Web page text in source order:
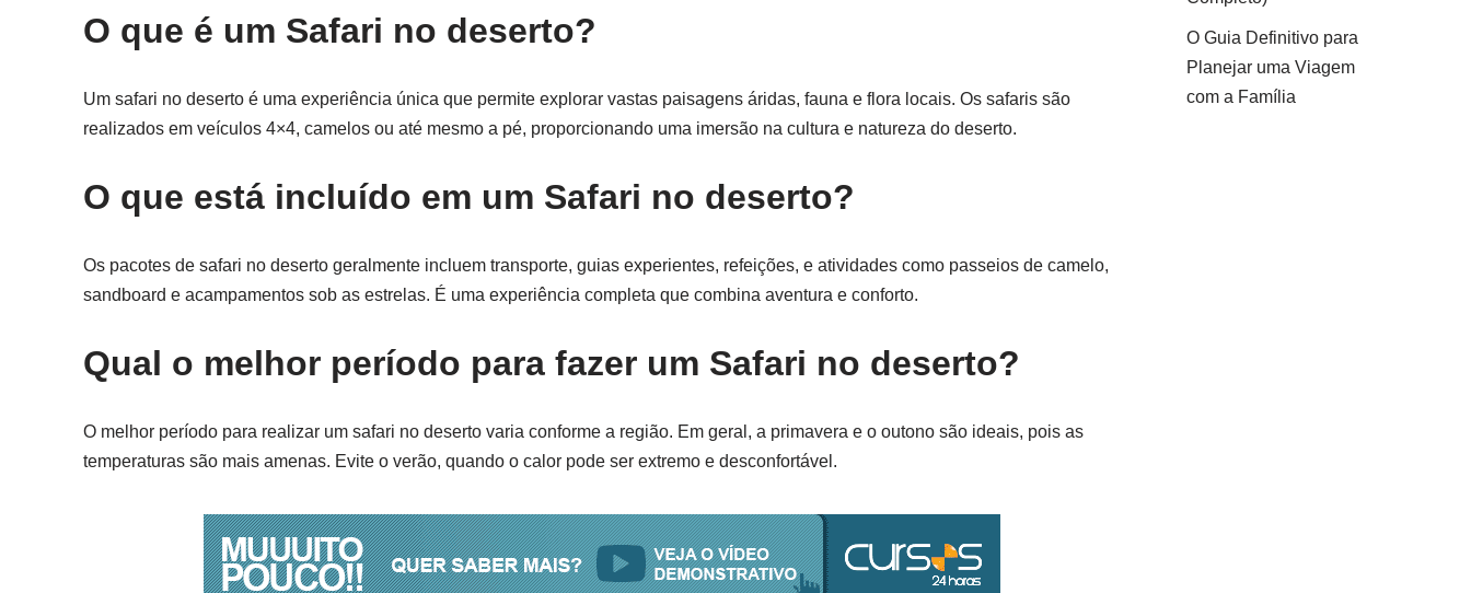
O que é um Safari no deserto?
Um safari no deserto é uma experiência única que permite explorar vastas paisagens áridas, fauna e flora locais. Os safaris são
realizados em veículos 4×4, camelos ou até mesmo a pé, proporcionando uma imersão na cultura e natureza do deserto.
O que está incluído em um Safari no deserto?
Os pacotes de safari no deserto geralmente incluem transporte, guias experientes, refeições, e atividades como passeios de camelo,
sandboard e acampamentos sob as estrelas. É uma experiência completa que combina aventura e conforto.
Qual o melhor período para fazer um Safari no deserto?
O melhor período para realizar um safari no deserto varia conforme a região. Em geral, a primavera e o outono são ideais, pois as
temperaturas são mais amenas. Evite o verão, quando o calor pode ser extremo e desconfortável.
O Guia Definitivo para
Planejar uma Viagem
com a Família